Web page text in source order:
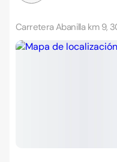
Carretera Abanilla km 9,